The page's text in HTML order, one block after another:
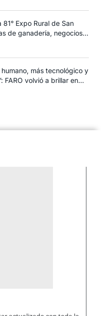
Expo Rural de San
de ganadería, negocios y
humano, más tecnológico y
FARO volvió a brillar en